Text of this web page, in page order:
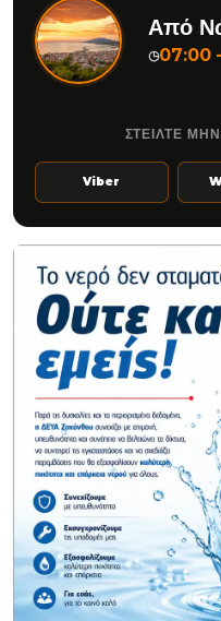
Από
◷07:00
ΣΤΕΙΛΤΕ
Viber